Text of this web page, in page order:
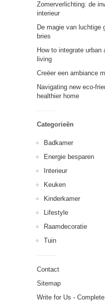
Zomerverlichting: de
interieur
De magie van luchtige
bries
How to integrate
living
Creëer een ambiance
Navigating new eco-
healthier home
Categorieën
Badkamer
Energie besparen
Interieur
Keuken
Kinderkamer
Lifestyle
Raamdecoratie
Tuin
Contact
Sitemap
Write for Us -